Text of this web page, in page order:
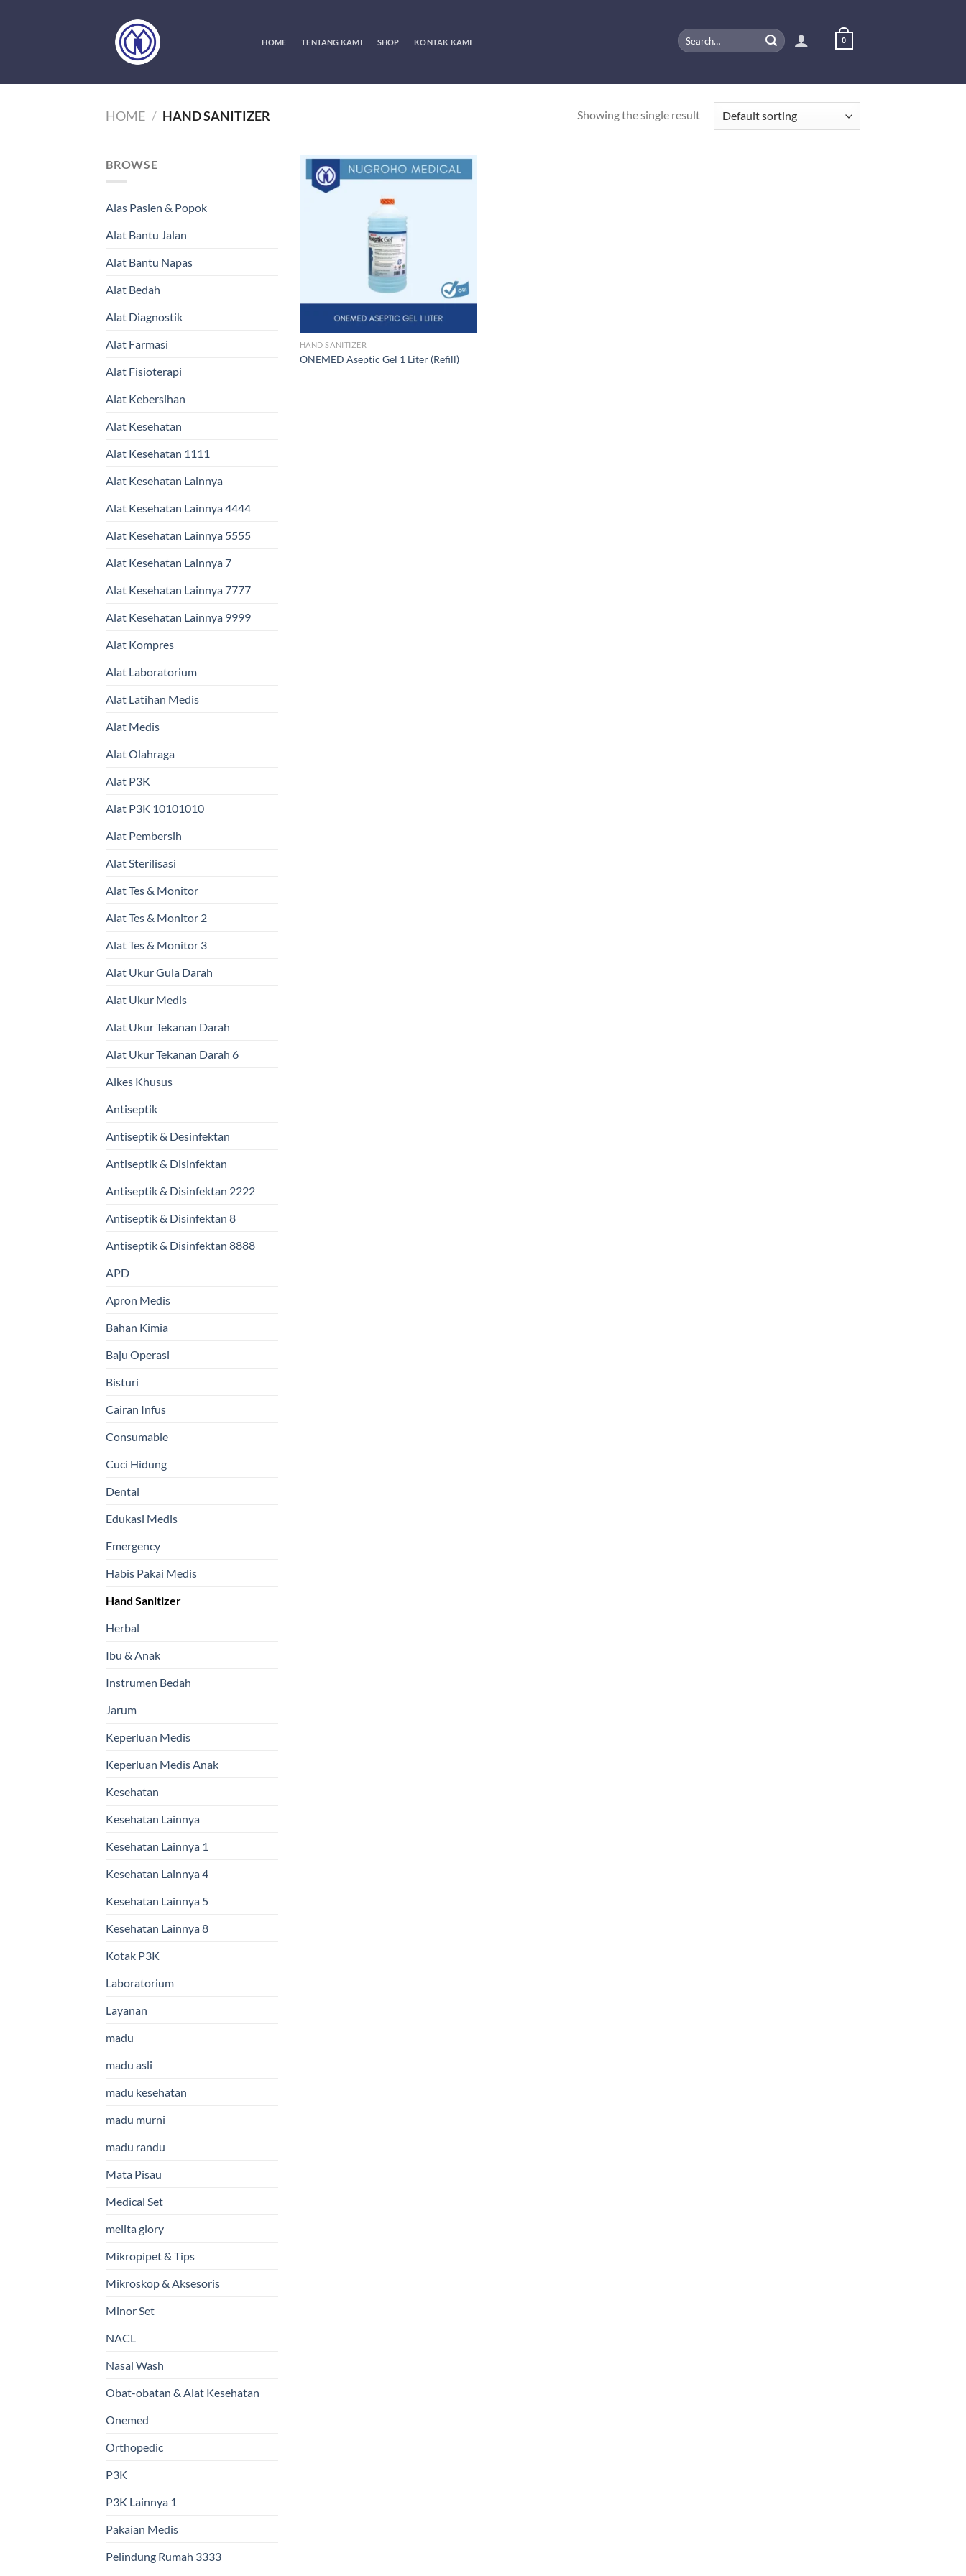
HOME TENTANG KAMI SHOP KONTAK KAMI
Search
for:
0
HOME / HAND SANITIZER Showing the single result
BROWSE
Alas Pasien & Popok
Alat Bantu Jalan
Alat Bantu Napas
Alat Bedah
Alat Diagnostik
Alat Farmasi
Alat Fisioterapi
Alat Kebersihan
Alat Kesehatan
Alat Kesehatan 1111
Alat Kesehatan Lainnya
Alat Kesehatan Lainnya 4444
Alat Kesehatan Lainnya 5555
Alat Kesehatan Lainnya 7
Alat Kesehatan Lainnya 7777
Alat Kesehatan Lainnya 9999
Alat Kompres
Alat Laboratorium
Alat Latihan Medis
Alat Medis
Alat Olahraga
Alat P3K
Alat P3K 10101010
Alat Pembersih
Alat Sterilisasi
Alat Tes & Monitor
Alat Tes & Monitor 2
Alat Tes & Monitor 3
Alat Ukur Gula Darah
Alat Ukur Medis
Alat Ukur Tekanan Darah
Alat Ukur Tekanan Darah 6
Alkes Khusus
Antiseptik
Antiseptik & Desinfektan
Antiseptik & Disinfektan
Antiseptik & Disinfektan 2222
Antiseptik & Disinfektan 8
Antiseptik & Disinfektan 8888
APD
Apron Medis
Bahan Kimia
Baju Operasi
Bisturi
Cairan Infus
Consumable
Cuci Hidung
Dental
Edukasi Medis
Emergency
Habis Pakai Medis
Hand Sanitizer
Herbal
Ibu & Anak
Instrumen Bedah
Jarum
Keperluan Medis
Keperluan Medis Anak
Kesehatan
Kesehatan Lainnya
Kesehatan Lainnya 1
Kesehatan Lainnya 4
Kesehatan Lainnya 5
Kesehatan Lainnya 8
Kotak P3K
Laboratorium
Layanan
madu
madu asli
madu kesehatan
madu murni
madu randu
Mata Pisau
Medical Set
melita glory
Mikropipet & Tips
Mikroskop & Aksesoris
Minor Set
NACL
Nasal Wash
Obat-obatan & Alat Kesehatan
Onemed
Orthopedic
P3K
P3K Lainnya 1
Pakaian Medis
Pelindung Rumah 3333
HAND SANITIZER
ONEMED Aseptic Gel 1 Liter (Refill)